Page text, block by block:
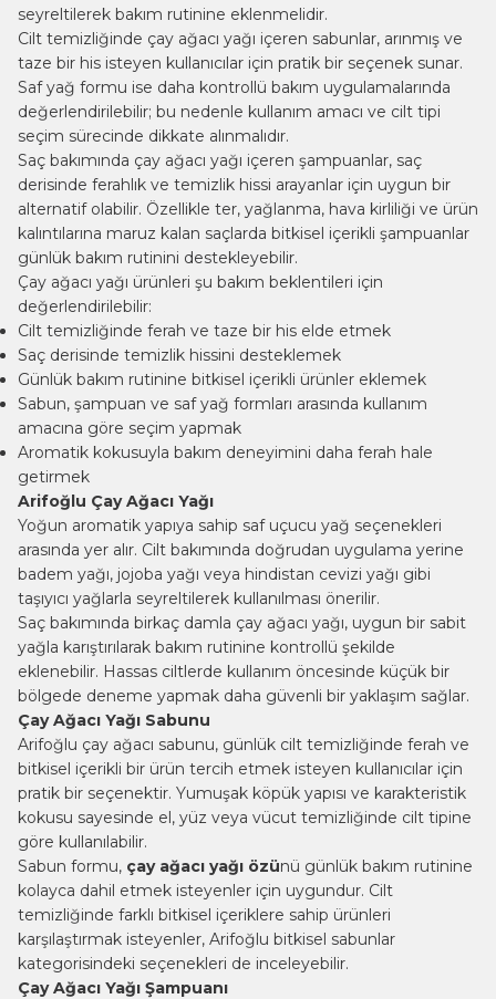
seyreltilerek bakım rutinine eklenmelidir.
Cilt temizliğinde çay ağacı yağı içeren sabunlar, arınmış ve
taze bir his isteyen kullanıcılar için pratik bir seçenek sunar.
Saf yağ formu ise daha kontrollü bakım uygulamalarında
değerlendirilebilir; bu nedenle kullanım amacı ve cilt tipi
seçim sürecinde dikkate alınmalıdır.
Saç bakımında çay ağacı yağı içeren şampuanlar, saç
derisinde ferahlık ve temizlik hissi arayanlar için uygun bir
alternatif olabilir. Özellikle ter, yağlanma, hava kirliliği ve ürün
kalıntılarına maruz kalan saçlarda bitkisel içerikli şampuanlar
günlük bakım rutinini destekleyebilir.
Çay ağacı yağı ürünleri şu bakım beklentileri için
değerlendirilebilir:
Cilt temizliğinde ferah ve taze bir his elde etmek
Saç derisinde temizlik hissini desteklemek
Günlük bakım rutinine bitkisel içerikli ürünler eklemek
Sabun, şampuan ve saf yağ formları arasında kullanım
amacına göre seçim yapmak
Aromatik kokusuyla bakım deneyimini daha ferah hale
getirmek
Arifoğlu Çay Ağacı Yağı
Yoğun aromatik yapıya sahip saf uçucu yağ seçenekleri
arasında yer alır. Cilt bakımında doğrudan uygulama yerine
badem yağı, jojoba yağı veya hindistan cevizi yağı gibi
taşıyıcı yağlarla seyreltilerek kullanılması önerilir.
Saç bakımında birkaç damla çay ağacı yağı, uygun bir sabit
yağla karıştırılarak bakım rutinine kontrollü şekilde
eklenebilir. Hassas ciltlerde kullanım öncesinde küçük bir
bölgede deneme yapmak daha güvenli bir yaklaşım sağlar.
Çay Ağacı Yağı Sabunu
Arifoğlu çay ağacı sabunu, günlük cilt temizliğinde ferah ve
bitkisel içerikli bir ürün tercih etmek isteyen kullanıcılar için
pratik bir seçenektir. Yumuşak köpük yapısı ve karakteristik
kokusu sayesinde el, yüz veya vücut temizliğinde cilt tipine
göre kullanılabilir.
Sabun formu, çay ağacı yağı özünü günlük bakım rutinine
kolayca dahil etmek isteyenler için uygundur. Cilt
temizliğinde farklı bitkisel içeriklere sahip ürünleri
karşılaştırmak isteyenler, Arifoğlu bitkisel sabunlar
kategorisindeki seçenekleri de inceleyebilir.
Çay Ağacı Yağı Şampuanı